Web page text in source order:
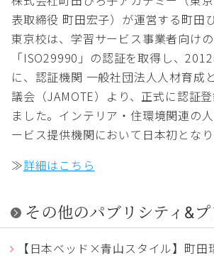
表取締役 町田宏子）が運営する町田
東京校は、学習サービス事業者向け
「ISO29990」の認証を取得し、
に、認証機関 一般社団法人人材育成
議会（JAMOTE）より、正式に認証
ました。インテリア・住環境関連の
ービス提供機関において日本初となり
≫詳細はこちら
その他のパブリシティ&
【日本ベッド×青山スタイル】町田